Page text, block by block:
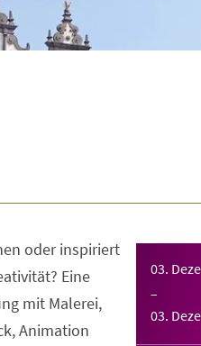
03.
–
03.
oder inspiriert
Eine
mit Malerei,
Animation